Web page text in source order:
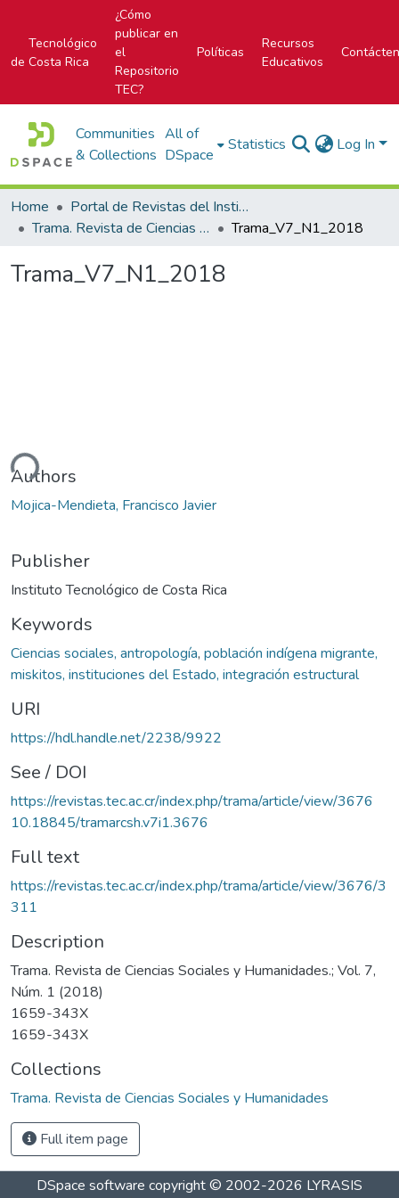
Tecnológico
de Costa Rica
¿Cómo
publicar en
el
Repositorio
TEC?
Políticas
Recursos
Educativos
Communities
& Collections
All of
DSpace
Statistics Log In
Home
Portal de Revistas del Instituto Tecnológico de Costa Rica
Trama. Revista de Ciencias Sociales y Humanidades
Trama_V7_N1_2018
Trama_V7_N1_2018
Authors
Mojica-Mendieta, Francisco Javier
Publisher
Instituto Tecnológico de Costa Rica
Keywords
Ciencias sociales, antropología, población indígena migrante,
miskitos, instituciones del Estado, integración estructural
URI
https://hdl.handle.net/2238/9922
See / DOI
https://revistas.tec.ac.cr/index.php/trama/article/view/3676
10.18845/tramarcsh.v7i1.3676
Full text
https://revistas.tec.ac.cr/index.php/trama/article/view/3676/3
311
Description
Trama. Revista de Ciencias Sociales y Humanidades.; Vol. 7,
Núm. 1 (2018)
1659-343X
1659-343X
Collections
Trama. Revista de Ciencias Sociales y Humanidades
Full item page
DSpace software copyright © 2002-2026 LYRASIS